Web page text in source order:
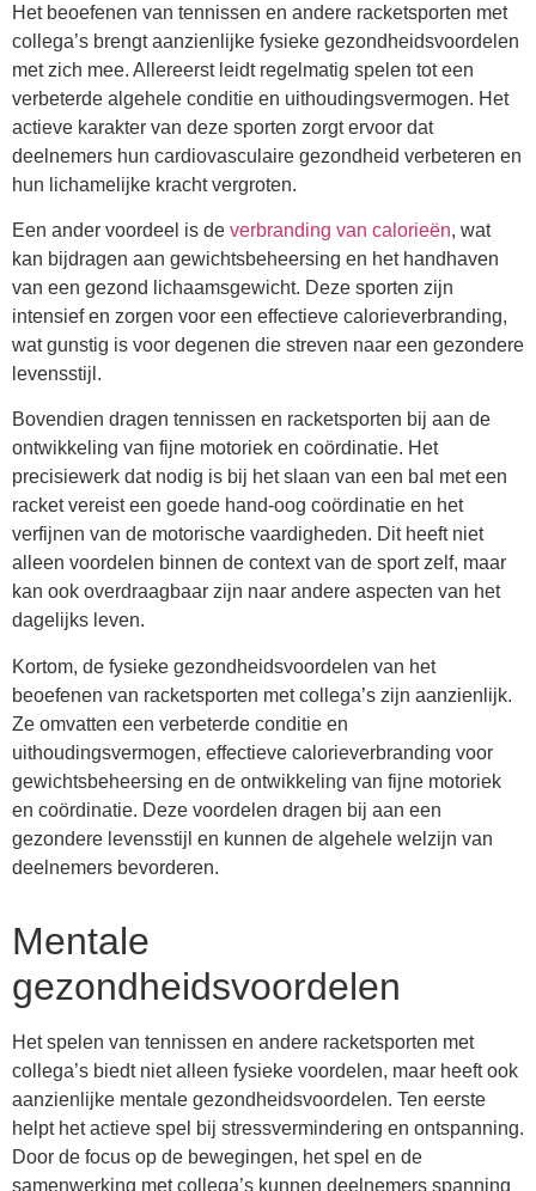
Het beoefenen van tennissen en andere racketsporten met
collega’s brengt aanzienlijke fysieke gezondheidsvoordelen
met zich mee. Allereerst leidt regelmatig spelen tot een
verbeterde algehele conditie en uithoudingsvermogen. Het
actieve karakter van deze sporten zorgt ervoor dat
deelnemers hun cardiovasculaire gezondheid verbeteren en
hun lichamelijke kracht vergroten.
Een ander voordeel is de verbranding van calorieën, wat
kan bijdragen aan gewichtsbeheersing en het handhaven
van een gezond lichaamsgewicht. Deze sporten zijn
intensief en zorgen voor een effectieve calorieverbranding,
wat gunstig is voor degenen die streven naar een gezondere
levensstijl.
Bovendien dragen tennissen en racketsporten bij aan de
ontwikkeling van fijne motoriek en coördinatie. Het
precisiewerk dat nodig is bij het slaan van een bal met een
racket vereist een goede hand-oog coördinatie en het
verfijnen van de motorische vaardigheden. Dit heeft niet
alleen voordelen binnen de context van de sport zelf, maar
kan ook overdraagbaar zijn naar andere aspecten van het
dagelijks leven.
Kortom, de fysieke gezondheidsvoordelen van het
beoefenen van racketsporten met collega’s zijn aanzienlijk.
Ze omvatten een verbeterde conditie en
uithoudingsvermogen, effectieve calorieverbranding voor
gewichtsbeheersing en de ontwikkeling van fijne motoriek
en coördinatie. Deze voordelen dragen bij aan een
gezondere levensstijl en kunnen de algehele welzijn van
deelnemers bevorderen.
Mentale
gezondheidsvoordelen
Het spelen van tennissen en andere racketsporten met
collega’s biedt niet alleen fysieke voordelen, maar heeft ook
aanzienlijke mentale gezondheidsvoordelen. Ten eerste
helpt het actieve spel bij stressvermindering en ontspanning.
Door de focus op de bewegingen, het spel en de
samenwerking met collega’s kunnen deelnemers spanning